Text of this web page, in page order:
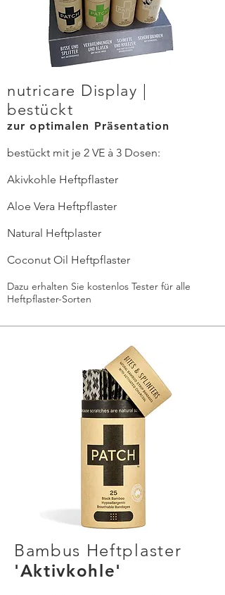
nutricare Display |
bestückt
zur optimalen Präsentation
bestückt mit je 2 VE à 3 Dosen:
Akivkohle Heftpflaster
Aloe Vera Heftpflaster
Natural Heftplaster
Coconut Oil Heftpflaster
Dazu erhalten Sie kostenlos Tester für alle
Heftpflaster-Sorten
Bambus Heftplaster
'Aktivkohle'